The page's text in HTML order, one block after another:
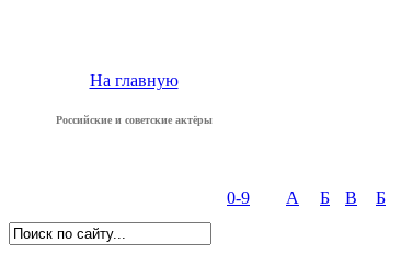
На главную
Российские и советские актёры
0-9 А Б В Б